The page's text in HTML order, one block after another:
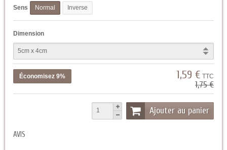
Sens Normal Inverse
Dimension
Économisez 9% 1,59 € TTC
1,75 €
Ajouter au panier
AVIS